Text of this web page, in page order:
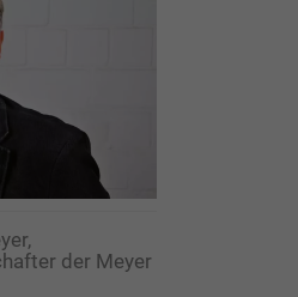
der Meyer